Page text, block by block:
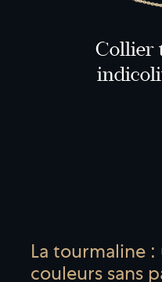
Collier
La tourmaline
couleurs sans